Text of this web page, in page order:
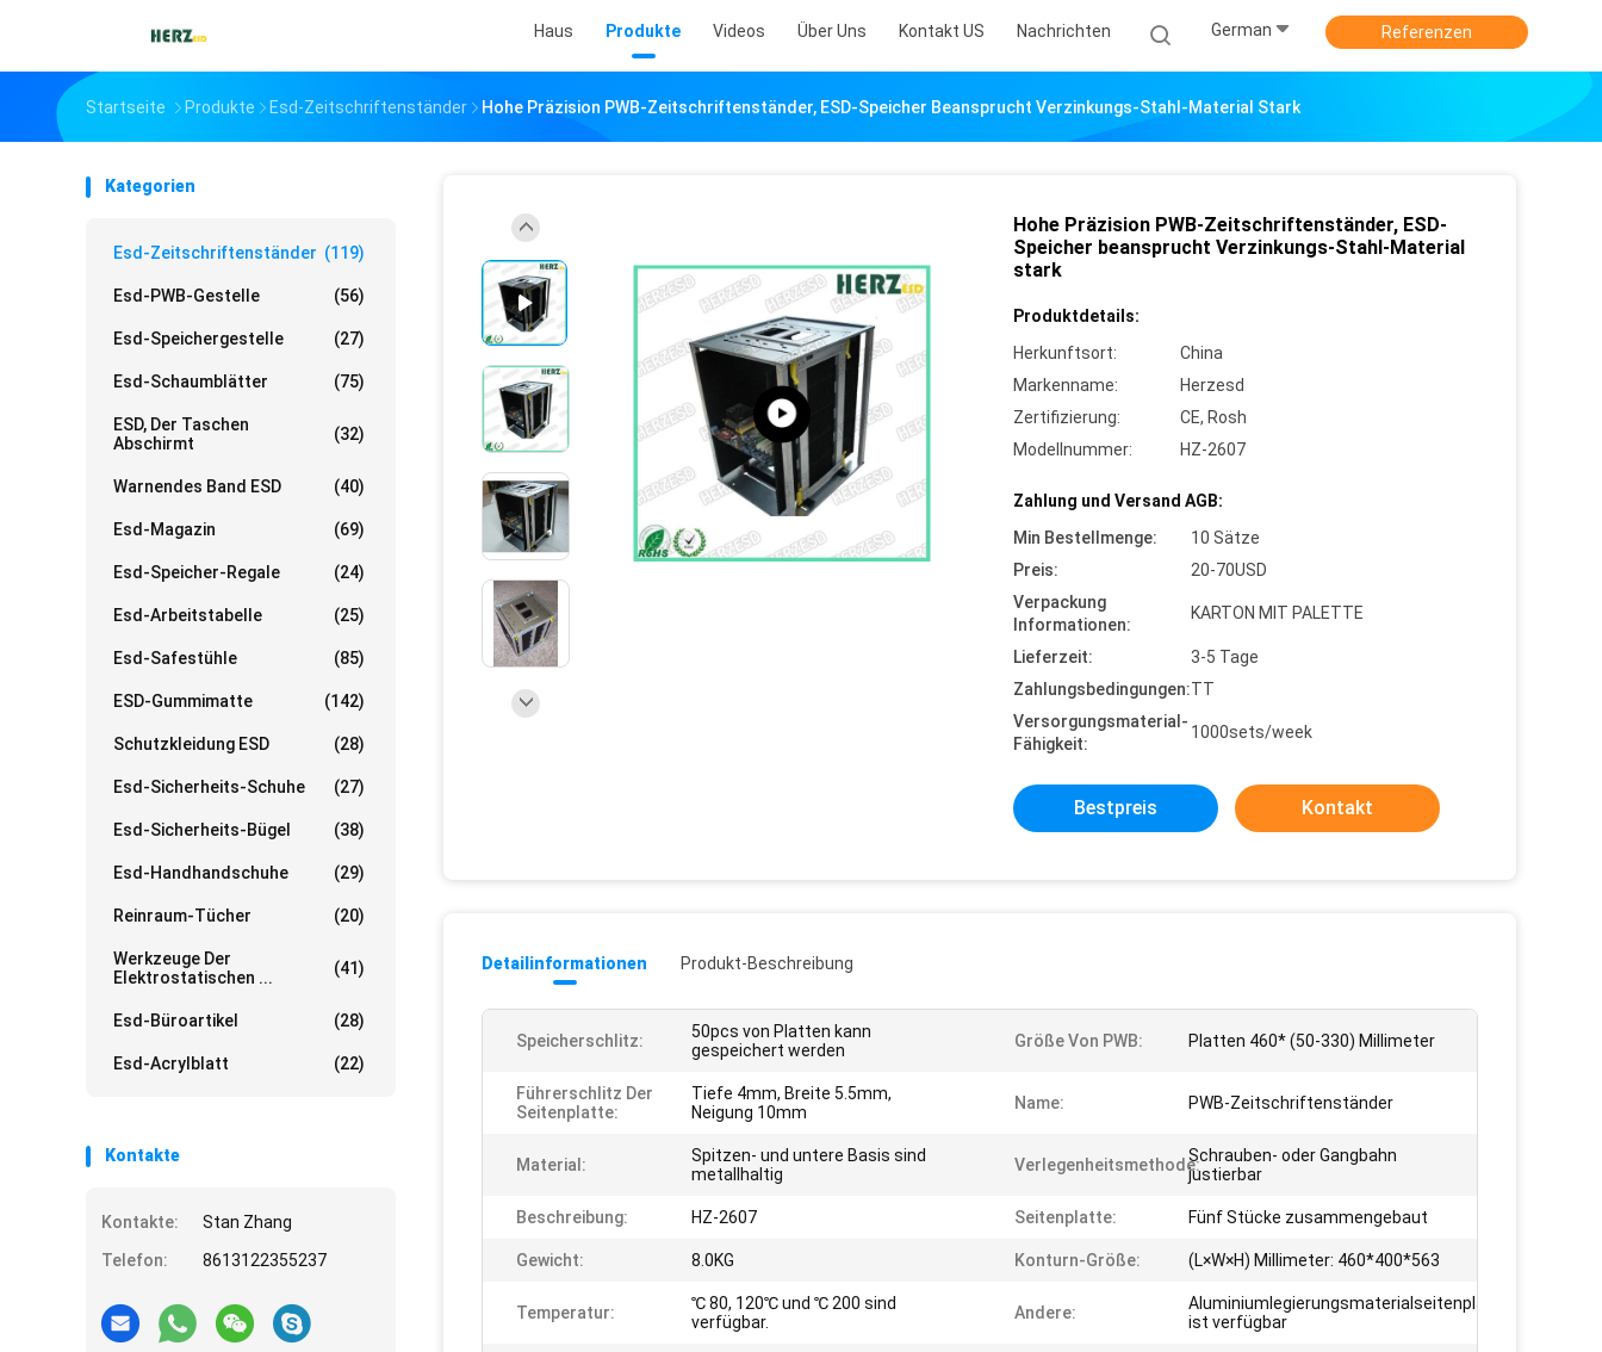
Haus Produkte Videos Über Uns Kontakt US Nachrichten German Referenzen
Startseite Produkte Esd-Zeitschriftenständer Hohe Präzision PWB-Zeitschriftenständer, ESD-Speicher Beansprucht Verzinkungs-Stahl-Material Stark
Kategorien
Esd-Zeitschriftenständer (119)
Esd-PWB-Gestelle (56)
Esd-Speichergestelle (27)
Esd-Schaumblätter (75)
ESD, Der Taschen
Abschirmt
(32)
Warnendes Band ESD (40)
Esd-Magazin (69)
Esd-Speicher-Regale (24)
Esd-Arbeitstabelle (25)
Esd-Safestühle (85)
ESD-Gummimatte (142)
Schutzkleidung ESD (28)
Esd-Sicherheits-Schuhe (27)
Esd-Sicherheits-Bügel (38)
Esd-Handhandschuhe (29)
Reinraum-Tücher (20)
Werkzeuge Der
Elektrostatischen ...
(41)
Esd-Büroartikel (28)
Esd-Acrylblatt (22)
Kontakte
Kontakte:
Stan Zhang
Telefon:
8613122355237
Hohe Präzision PWB-Zeitschriftenständer, ESD-
Speicher beansprucht Verzinkungs-Stahl-Material
stark
Produktdetails:
Herkunftsort:
China
Markenname:
Herzesd
Zertifizierung:
CE, Rosh
Modellnummer:
HZ-2607
Zahlung und Versand AGB:
Min Bestellmenge:
10 Sätze
Preis:
20-70USD
Verpackung
Informationen:
KARTON MIT PALETTE
Lieferzeit:
3-5 Tage
Zahlungsbedingungen:TT
Versorgungsmaterial-
Fähigkeit:
1000sets/week
Bestpreis Kontakt
Detailinformationen Produkt-Beschreibung
Speicherschlitz:
50pcs von Platten kann
gespeichert werden
Größe Von PWB: Platten 460* (50-330) Millimeter
Führerschlitz Der
Seitenplatte:
Tiefe 4mm, Breite 5.5mm,
Neigung 10mm
Name: PWB-Zeitschriftenständer
Material:
Spitzen- und untere Basis sind
metallhaltig
Verlegenheitsmethode:Schrauben- oder Gangbahn
justierbar
Beschreibung: HZ-2607 Seitenplatte: Fünf Stücke zusammengebaut
Gewicht: 8.0KG Konturn-Größe: (L×W×H) Millimeter: 460*400*563
Temperatur:
℃ 80, 120℃ und ℃ 200 sind
verfügbar.
Andere:
Aluminiumlegierungsmaterialseitenplatte
ist verfügbar